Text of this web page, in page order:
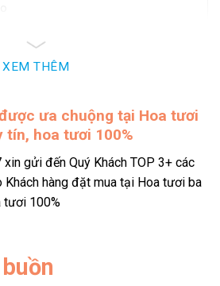
với shop hoa tươi ba đình
lời hoa tươi giúp ta bày tỏ cảm
đồng hành trong mọi khoảnh khắc
Shop hoa tươi ba đình tự hào đồng
cả các dịp vui buồn:
chính lời chúc yêu thương, gửi
phúc đến người thân, bạn bè trong
XEM THÊM
ưa chuộng tại Hoa tươi
tín, hoa tươi 100%
gửi đến Quý Khách TOP 3+ các
hàng đặt mua tại Hoa tươi ba
tươi 100%